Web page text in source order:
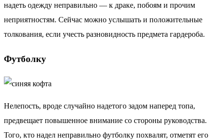
надеть одежду неправильно — к драке, побоям и прочим
неприятностям. Сейчас можно услышать и положительные
толкования, если учесть разновидность предмета гардероба.
Футболку
Нелепость, вроде случайно надетого задом наперед топа,
предвещает повышенное внимание со стороны руководства.
Того, кто надел неправильно футболку похвалят, отметят его